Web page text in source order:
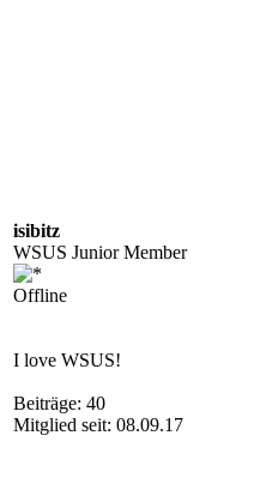
isibitz
WSUS Junior Member
Offline
I love WSUS!
Beiträge: 40
Mitglied seit: 08.09.17